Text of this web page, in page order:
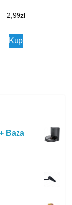
2,99zł
Kup
Baza